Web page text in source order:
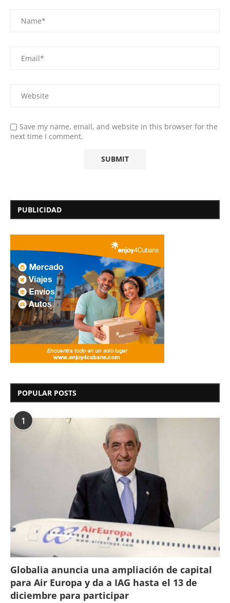
Save my name, email, and website in this browser for the
next time I comment.
PUBLICIDAD
POPULAR POSTS
1
Globalia anuncia una ampliación de capital
para Air Europa y da a IAG hasta el 13 de
diciembre para participar